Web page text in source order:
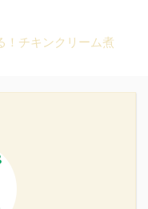
ソースの下ごしらえ
チキンとなめらかマ
イ ...
！チキンクリーム煮